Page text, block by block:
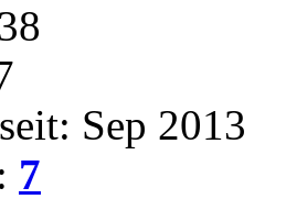
Sep 2013
7